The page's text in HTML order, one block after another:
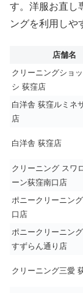
す。洋服お直し
ングを利用しや
店舗名
クリーニングショ
シ 荻窪店
白洋舎 荻窪ルミネ
店
白洋舎 荻窪店
クリーニング スワ
ーン荻窪南口店
ポニークリーニン
口店
ポニークリーニング
すずらん通り店
クリーニング三愛